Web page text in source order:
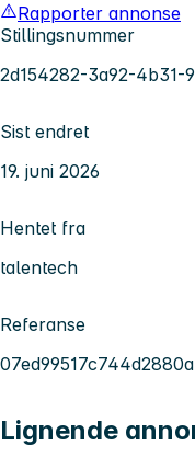
Rapporter annonse
Stillingsnummer
2d154282-3a92-4b31-
Sist endret
19. juni 2026
Hentet fra
talentech
Referanse
Lignende